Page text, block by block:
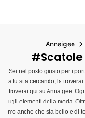
Annaigee
#Scatole
Sei nel posto giusto per i
a tu stia cercando, la
troverai qui su Annaigee.
ugli elementi della moda.
mo anche che sia bello e di